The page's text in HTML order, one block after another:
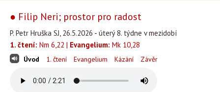
● Filip Neri; prostor pro radost
P. Petr Hruška SJ, 26.5.2026 - úterý 8. týdne v mezidobí
1. čtení: Nm 6,22 | Evangelium: Mk 10,28
Úvod 1. čtení Evangelium Kázání Závěr